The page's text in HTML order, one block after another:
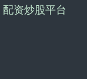
配资炒股平台